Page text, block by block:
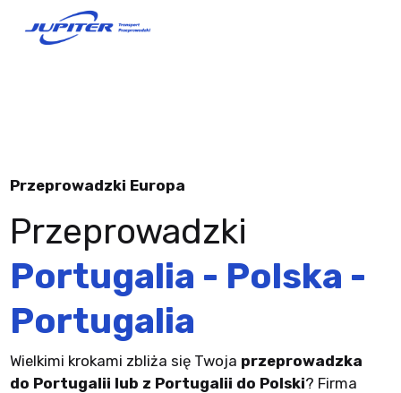
Przeprowadzki Europa
Przeprowadzki
Portugalia - Polska -
Portugalia
Wielkimi krokami zbliża się Twoja przeprowadzka
do Portugalii lub z Portugalii do Polski? Firma